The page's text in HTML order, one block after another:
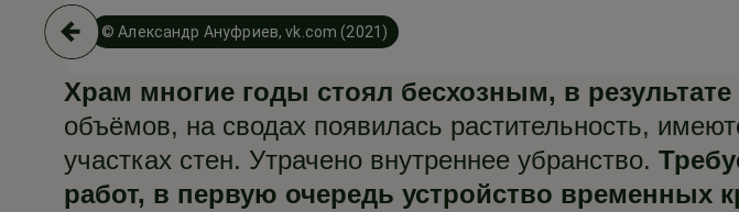
© Александр Ануфриев, vk.com (2021)
Храм многие годы стоял бесхозным, в
объёмов, на сводах появилась растительность,
участках стен. Утрачено внутреннее убранство.
работ, в первую очередь устройство временных